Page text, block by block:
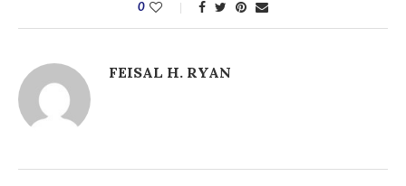
0
FEISAL H. RYAN